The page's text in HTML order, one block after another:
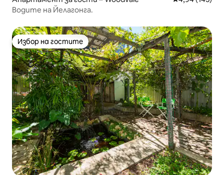
Водите на Йелагонга.
Избор на гостите
Избор на гостите